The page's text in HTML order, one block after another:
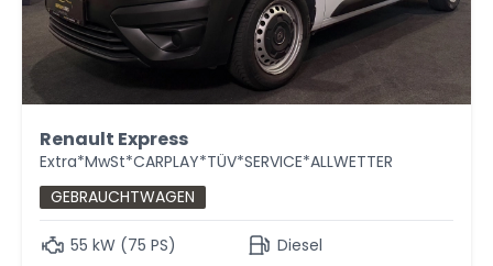
Renault Express
Extra*MwSt*CARPLAY*TÜV*SERVICE*ALLWETTER
GEBRAUCHTWAGEN
55 kW (75 PS)
Diesel